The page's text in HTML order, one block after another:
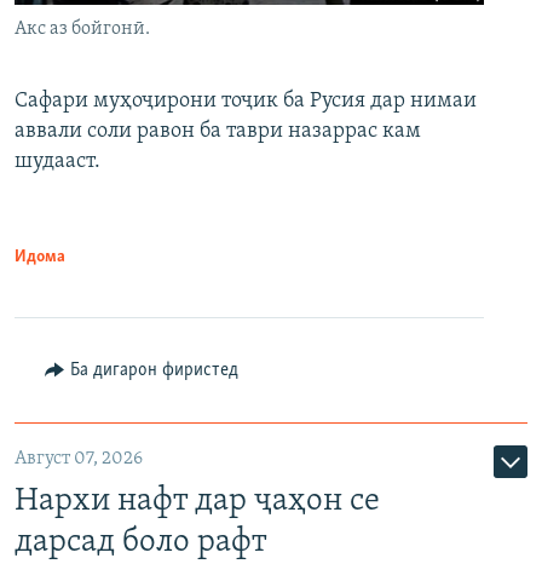
Акс аз бойгонӣ.
Сафари муҳоҷирони тоҷик ба Русия дар нимаи
аввали соли равон ба таври назаррас кам
шудааст.
Идома
Ба дигарон фиристед
Август 07, 2026
Нархи нафт дар ҷаҳон се
дарсад боло рафт